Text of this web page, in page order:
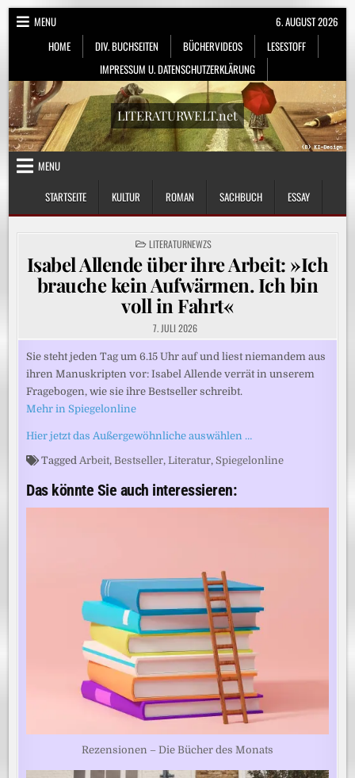
Skip
MENU
HOME
DIV. BUCHSEITEN BÜCHERVIDEOS
LESESTOFF
IMPRESSUM U. DATENSCHUTZERKLÄRUNG
6. AUGUST 2026
LITERATURWELT.net
MENU
STARTSEITE
KULTUR ROMAN SACHBUCH ESSAY
POSTED
IN
LITERATURNEWZS
Isabel Allende über ihre Arbeit: »Ich
brauche kein Aufwärmen. Ich bin
voll in Fahrt«
7. JULI 2026
Sie steht jeden Tag um 6.15 Uhr auf und liest niemandem aus
ihren Manuskripten vor: Isabel Allende verrät in unserem
Fragebogen, wie sie ihre Bestseller schreibt.
Mehr in Spiegelonline
Hier jetzt das Außergewöhnliche auswählen …
Tagged Arbeit, Bestseller,Literatur, Spiegelonline
Das könnte Sie auch interessieren:
Rezensionen – Die Bücher des Monats